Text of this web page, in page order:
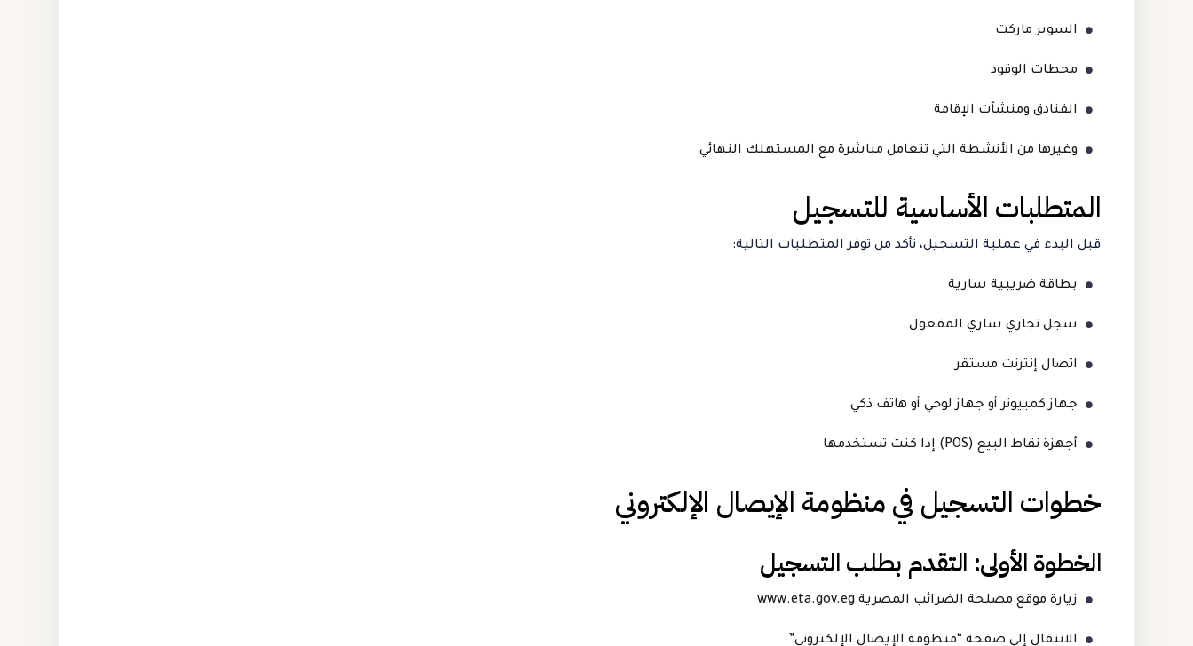
السوبر ماركت
محطات الوقود
الفنادق ومنشآت الإقامة
وغيرها من الأنشطة التي تتعامل مباشرة مع المستهلك النهائي
المتطلبات الأساسية للتسجيل
قبل البدء في عملية التسجيل، تأكد من توفر المتطلبات التالية:
بطاقة ضريبية سارية
سجل تجاري ساري المفعول
اتصال إنترنت مستقر
جهاز كمبيوتر أو جهاز لوحي أو هاتف ذكي
أجهزة نقاط البيع (POS) إذا كنت تستخدمها
خطوات التسجيل في منظومة الإيصال الإلكتروني
الخطوة الأولى: التقدم بطلب التسجيل
زيارة موقع مصلحة الضرائب المصرية www.eta.gov.eg
الانتقال إلى صفحة “منظومة الإيصال الإلكتروني”